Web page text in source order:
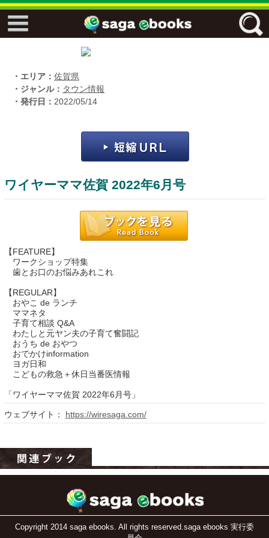
エリア
キーワード
・エリア： 佐賀県
・ジャンル： タウン情報
・発行日： 2022/05/14
ワイヤーママ佐賀 2022年6月号
【FEATURE】
ワークショップ特集
歯とお口のお悩みあれこれ
【REGULAR】
おやこ de ランチ
ママネタ
子育て相談 Q&A
わたしと元ヤン夫の子育て奮闘記
おうち de おやつ
おでかけinformation
ヨガ日和
こどもの救急＋休日当番医情報
「ワイヤーママ佐賀 2022年6月号」
ウェブサイト： https://wiresaga.com/
Copyright 2014 saga ebooks. All rights reserved.saga ebooks 実行委
↓↓ ebooks専用本棚 ↓↓
運営：福博印刷
saga ebooksとは
ご利用ガイド
お問い合わせ